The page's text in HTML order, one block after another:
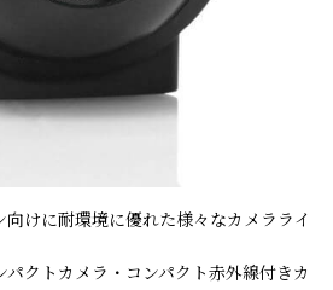
けに耐環境に優れた様々なカメラライ
クトカメラ・コンパクト赤外線付きカ